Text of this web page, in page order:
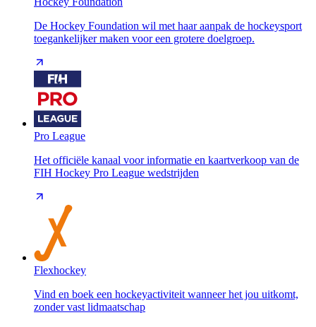
De Hockey Foundation wil met haar aanpak de hockeysport
toegankelijker maken voor een grotere doelgroep.
Pro League
Het officiële kanaal voor informatie en kaartverkoop van de
FIH Hockey Pro League wedstrijden
Flexhockey
Vind en boek een hockeyactiviteit wanneer het jou uitkomt,
zonder vast lidmaatschap